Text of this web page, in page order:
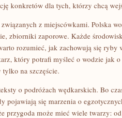
konkretów dla tych, którzy chcą
z miejscówkami. Polska
zbiorniki zaporowe. Każde
rozumieć, jak zachowują się ryby
który potrafi myśleć o wodzie jak
na szczęście.
o podróżach wędkarskich. Bo
pojawiają się marzenia o
przygoda może mieć wiele twarzy: